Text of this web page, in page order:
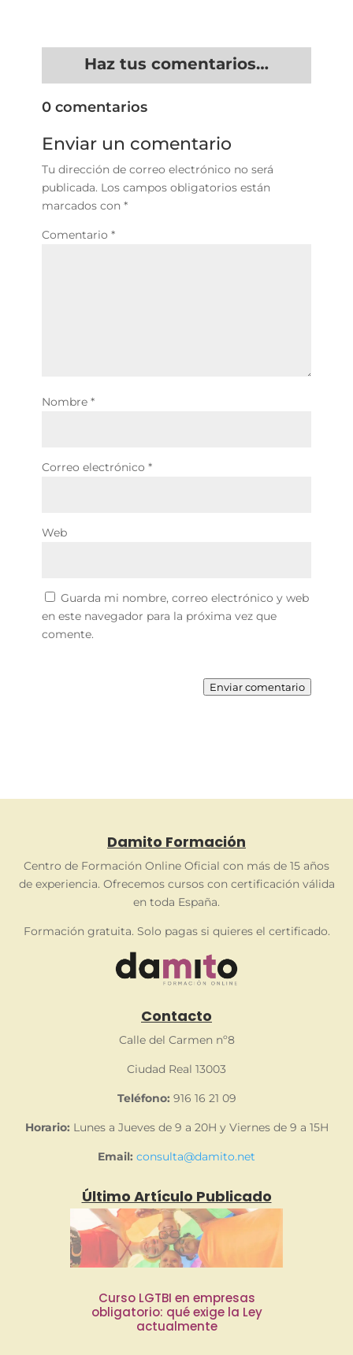
Haz tus comentarios…
0 comentarios
Enviar un comentario
Tu dirección de correo electrónico no será
publicada. Los campos obligatorios están
marcados con *
Comentario *
Nombre *
Correo electrónico *
Web
Guarda mi nombre, correo electrónico y web
en este navegador para la próxima vez que
comente.
Enviar comentario
Damito Formación
Centro de Formación Online Oficial con más de 15 años
de experiencia. Ofrecemos cursos con certificación válida
en toda España.
Formación gratuita. Solo pagas si quieres el certificado.
Contacto
Calle del Carmen nº8
Ciudad Real 13003
Teléfono: 916 16 21 09
Horario: Lunes a Jueves de 9 a 20H y Viernes de 9 a 15H
Email: consulta@damito.net
Último Artículo Publicado
Curso LGTBI en empresas
obligatorio: qué exige la Ley
actualmente